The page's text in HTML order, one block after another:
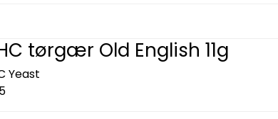
tørgær Old English 11g
Yeast